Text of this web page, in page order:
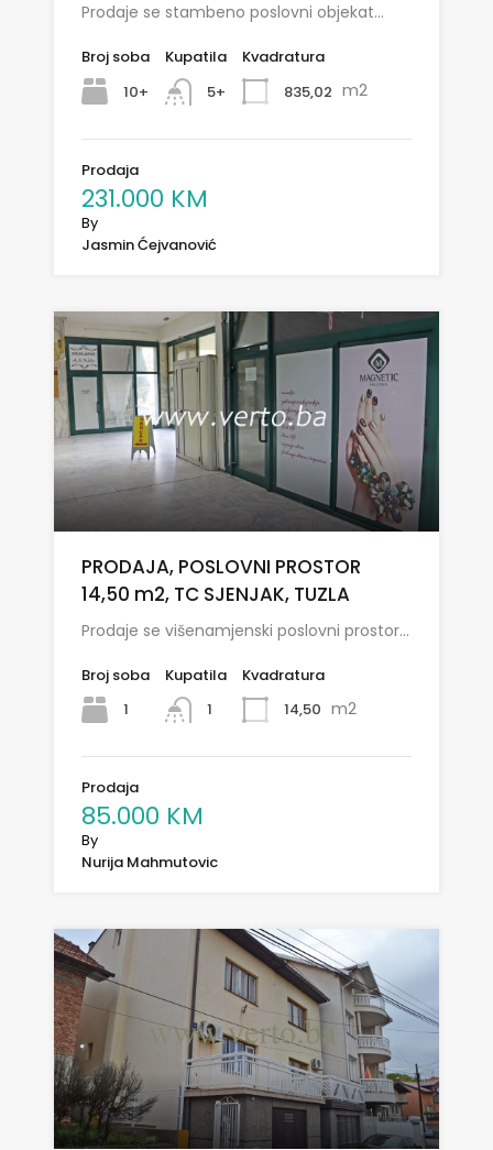
Prodaje se stambeno poslovni objekat…
Broj soba
10+
Kupatila
5+
Kvadratura
835,02 m2
Prodaja
231.000 KM
By
Jasmin Ćejvanović
PRODAJA, POSLOVNI PROSTOR
14,50 m2, TC SJENJAK, TUZLA
Prodaje se višenamjenski poslovni prostor…
Broj soba
1
Kupatila
1
Kvadratura
14,50 m2
Prodaja
85.000 KM
By
Nurija Mahmutovic